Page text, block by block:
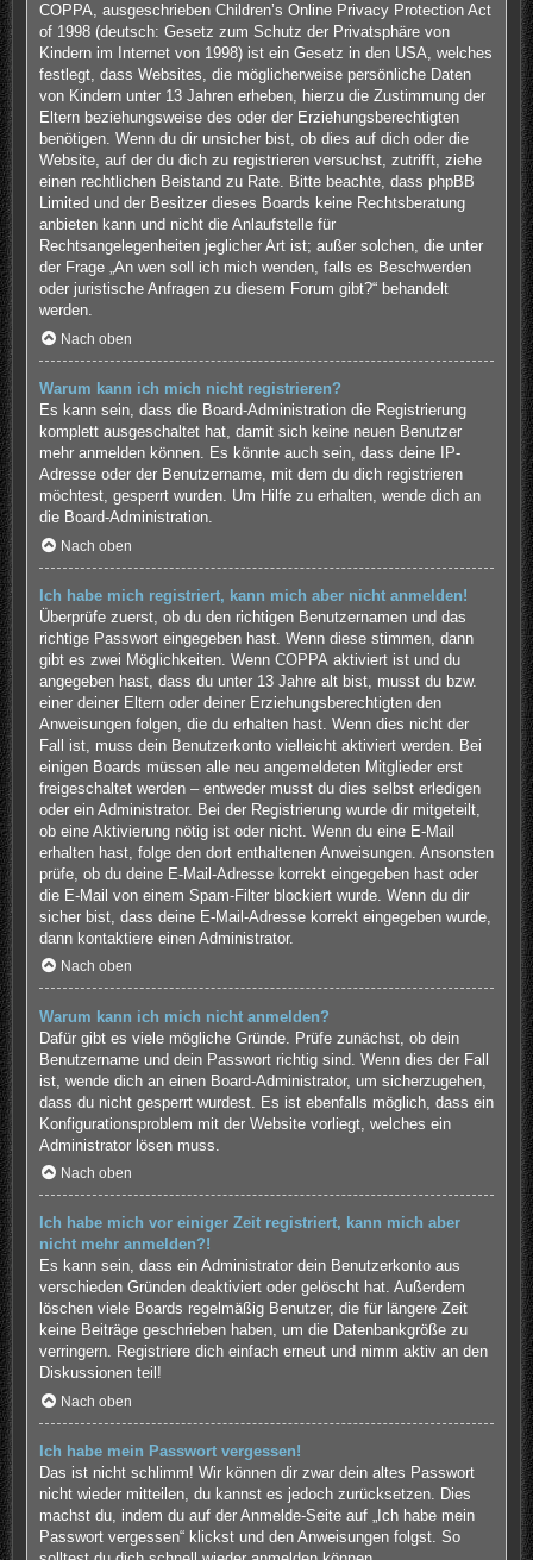
COPPA, ausgeschrieben Children’s Online Privacy Protection Act
of 1998 (deutsch: Gesetz zum Schutz der Privatsphäre von
Kindern im Internet von 1998) ist ein Gesetz in den USA, welches
festlegt, dass Websites, die möglicherweise persönliche Daten
von Kindern unter 13 Jahren erheben, hierzu die Zustimmung der
Eltern beziehungsweise des oder der Erziehungsberechtigten
benötigen. Wenn du dir unsicher bist, ob dies auf dich oder die
Website, auf der du dich zu registrieren versuchst, zutrifft, ziehe
einen rechtlichen Beistand zu Rate. Bitte beachte, dass phpBB
Limited und der Besitzer dieses Boards keine Rechtsberatung
anbieten kann und nicht die Anlaufstelle für
Rechtsangelegenheiten jeglicher Art ist; außer solchen, die unter
der Frage „An wen soll ich mich wenden, falls es Beschwerden
oder juristische Anfragen zu diesem Forum gibt?“ behandelt
werden.
Nach oben
Warum kann ich mich nicht registrieren?
Es kann sein, dass die Board-Administration die Registrierung
komplett ausgeschaltet hat, damit sich keine neuen Benutzer
mehr anmelden können. Es könnte auch sein, dass deine IP-
Adresse oder der Benutzername, mit dem du dich registrieren
möchtest, gesperrt wurden. Um Hilfe zu erhalten, wende dich an
die Board-Administration.
Nach oben
Ich habe mich registriert, kann mich aber nicht anmelden!
Überprüfe zuerst, ob du den richtigen Benutzernamen und das
richtige Passwort eingegeben hast. Wenn diese stimmen, dann
gibt es zwei Möglichkeiten. Wenn COPPA aktiviert ist und du
angegeben hast, dass du unter 13 Jahre alt bist, musst du bzw.
einer deiner Eltern oder deiner Erziehungsberechtigten den
Anweisungen folgen, die du erhalten hast. Wenn dies nicht der
Fall ist, muss dein Benutzerkonto vielleicht aktiviert werden. Bei
einigen Boards müssen alle neu angemeldeten Mitglieder erst
freigeschaltet werden – entweder musst du dies selbst erledigen
oder ein Administrator. Bei der Registrierung wurde dir mitgeteilt,
ob eine Aktivierung nötig ist oder nicht. Wenn du eine E-Mail
erhalten hast, folge den dort enthaltenen Anweisungen. Ansonsten
prüfe, ob du deine E-Mail-Adresse korrekt eingegeben hast oder
die E-Mail von einem Spam-Filter blockiert wurde. Wenn du dir
sicher bist, dass deine E-Mail-Adresse korrekt eingegeben wurde,
dann kontaktiere einen Administrator.
Nach oben
Warum kann ich mich nicht anmelden?
Dafür gibt es viele mögliche Gründe. Prüfe zunächst, ob dein
Benutzername und dein Passwort richtig sind. Wenn dies der Fall
ist, wende dich an einen Board-Administrator, um sicherzugehen,
dass du nicht gesperrt wurdest. Es ist ebenfalls möglich, dass ein
Konfigurationsproblem mit der Website vorliegt, welches ein
Administrator lösen muss.
Nach oben
Ich habe mich vor einiger Zeit registriert, kann mich aber
nicht mehr anmelden?!
Es kann sein, dass ein Administrator dein Benutzerkonto aus
verschieden Gründen deaktiviert oder gelöscht hat. Außerdem
löschen viele Boards regelmäßig Benutzer, die für längere Zeit
keine Beiträge geschrieben haben, um die Datenbankgröße zu
verringern. Registriere dich einfach erneut und nimm aktiv an den
Diskussionen teil!
Nach oben
Ich habe mein Passwort vergessen!
Das ist nicht schlimm! Wir können dir zwar dein altes Passwort
nicht wieder mitteilen, du kannst es jedoch zurücksetzen. Dies
machst du, indem du auf der Anmelde-Seite auf „Ich habe mein
Passwort vergessen“ klickst und den Anweisungen folgst. So